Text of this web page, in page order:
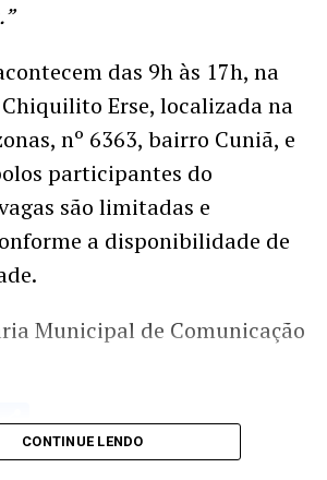
das 9h às 17h, na
Erse, localizada na
nº 6363, bairro Cuniã, e
participantes do
são limitadas e
a disponibilidade de
Municipal de Comunicação
Share
CONTINUE LENDO